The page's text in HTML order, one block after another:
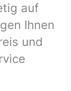
auf
Ihnen
und